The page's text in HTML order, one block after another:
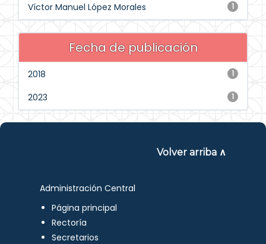
1
Víctor Manuel López Morales
Fecha de publicación
1
2018
1
2023
Volver arriba ∧
Administración Central
Página principal
Rectoría
Secretarios